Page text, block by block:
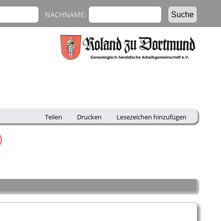
NACHNAME:
Teilen Drucken Lesezeichen hinzufügen